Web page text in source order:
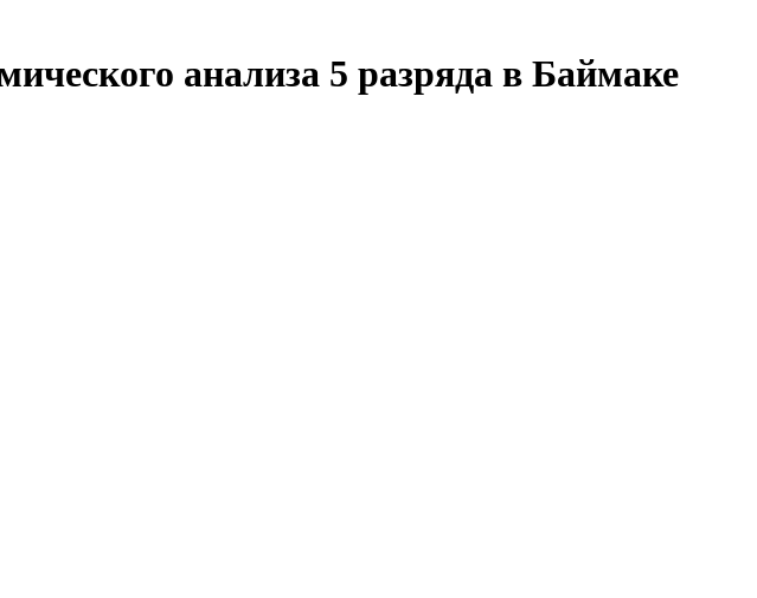
анализа 5 разряда в Баймаке